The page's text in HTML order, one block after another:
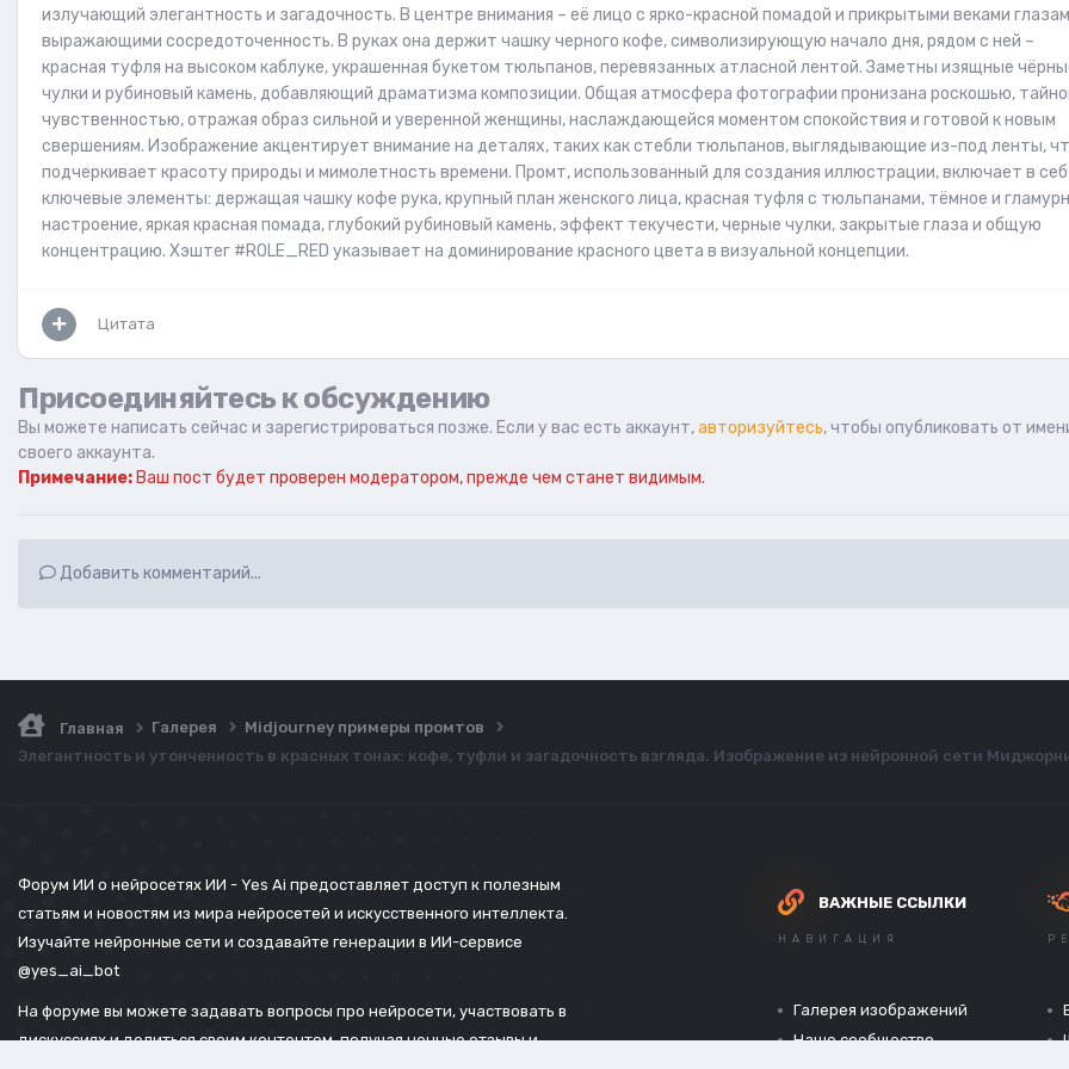
излучающий элегантность и загадочность. В центре внимания – её лицо с ярко-красной помадой и прикрытыми веками
выражающими сосредоточенность. В руках она держит чашку черного кофе, символизирующую начало дня, рядом с ней –
красная туфля на высоком каблуке, украшенная букетом тюльпанов, перевязанных атласной лентой. Заметны изящные
чулки и рубиновый камень, добавляющий драматизма композиции. Общая атмосфера фотографии пронизана роскошью,
чувственностью, отражая образ сильной и уверенной женщины, наслаждающейся моментом спокойствия и готовой к новым
свершениям. Изображение акцентирует внимание на деталях, таких как стебли тюльпанов, выглядывающие из-под ленты,
подчеркивает красоту природы и мимолетность времени. Промт, использованный для создания иллюстрации, включает в
ключевые элементы: держащая чашку кофе рука, крупный план женского лица, красная туфля с тюльпанами, тёмное и
настроение, яркая красная помада, глубокий рубиновый камень, эффект текучести, черные чулки, закрытые глаза и общую
концентрацию. Хэштег #ROLE_RED указывает на доминирование красного цвета в визуальной концепции.
Цитата
Присоединяйтесь к обсуждению
Вы можете написать сейчас и зарегистрироваться позже. Если у вас есть аккаунт,авторизуйтесь, чтобы опубликовать от
своего аккаунта.
Примечание: Ваш пост будет проверен модератором, прежде чем станет видимым.
Добавить комментарий...
Главная Галерея
Midjourney примеры промтов
Элегантность и утонченность в красных тонах: кофе, туфли и загадочность взгляда. Изображение из нейронной сети
Форум ИИ о нейросетях ИИ - Yes Ai предоставляет доступ к полезным
статьям и новостям из мира нейросетей и искусственного интеллекта.
Изучайте нейронные сети и создавайте генерации в ИИ-сервисе
@yes_ai_bot
На форуме вы можете задавать вопросы про нейросети, участвовать в
дискуссиях и делиться своим контентом, получая ценные отзывы и
ВАЖНЫЕ ССЫЛКИ
НАВИГАЦИЯ
Галерея изображений
Наше сообщество